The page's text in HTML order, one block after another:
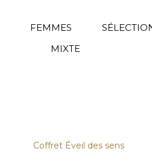
FEMMES
MIXTE
Coffret Éveil des sens